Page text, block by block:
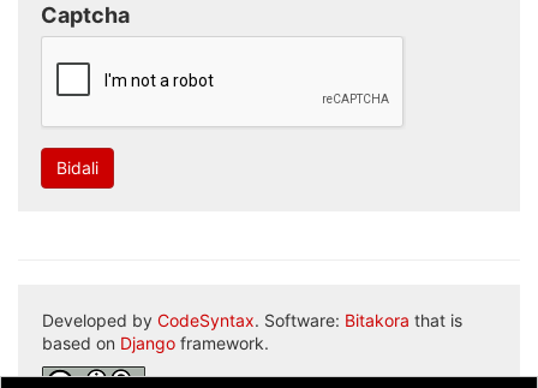
Captcha
Bidali
Developed by CodeSyntax. Software: Bitakora that is
based on Django framework.